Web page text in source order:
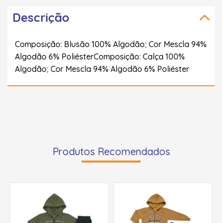
Descrição
Composição: Blusão 100% Algodão; Cor Mescla 94%
Algodão 6% PoliésterComposição: Calça 100%
Algodão; Cor Mescla 94% Algodão 6% Poliéster
Produtos Recomendados